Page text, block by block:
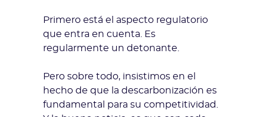
Primero está el aspecto regulatorio
que entra en cuenta. Es
regularmente un detonante.
Pero sobre todo, insistimos en el
hecho de que la descarbonización es
fundamental para su competitividad.